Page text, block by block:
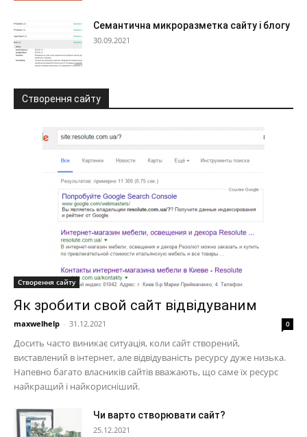
Семантична микроразметка сайту і блогу
30.09.2021
Створення сайту
Створення сайту
Як зробити свой сайт відвідуваним
maxwelhelp - 31.12.2021 0
Досить часто виникає ситуація, коли сайт створений,
виставлений в інтернет, але відвідуваність ресурсу дуже низька.
Напевно багато власників сайтів вважають, що саме їх ресурс
найкращий і найкорисніший.
Чи варто створювати сайт?
25.12.2021